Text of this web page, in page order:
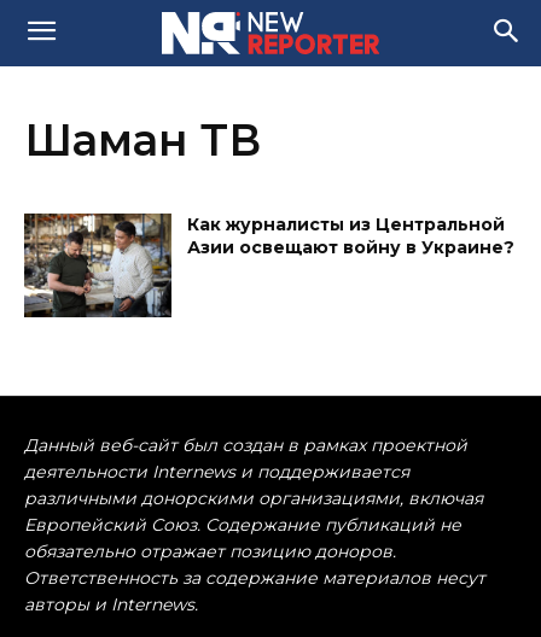
Шаман ТВ
Как журналисты из Центральной
Азии освещают войну в Украине?
Данный веб-сайт был создан в рамках проектной
деятельности Internews и поддерживается
различными донорскими организациями, включая
Европейский Союз. Содержание публикаций не
обязательно отражает позицию доноров.
Ответственность за содержание материалов несут
авторы и Internews.